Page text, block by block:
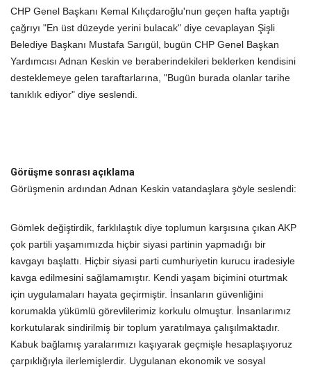
CHP Genel Başkanı Kemal Kılıçdaroğlu'nun geçen hafta yaptığı
çağrıyı "En üst düzeyde yerini bulacak" diye cevaplayan Şişli
Belediye Başkanı Mustafa Sarıgül, bugün CHP Genel Başkan
Yardımcısı Adnan Keskin ve beraberindekileri beklerken kendisini
desteklemeye gelen taraftarlarına, "Bugün burada olanlar tarihe
tanıklık ediyor" diye seslendi.
Görüşme sonrası açıklama
Görüşmenin ardından Adnan Keskin vatandaşlara şöyle seslendi:
Gömlek değiştirdik, farklılaştık diye toplumun karşısına çıkan AKP
çok partili yaşamımızda hiçbir siyasi partinin yapmadığı bir
kavgayı başlattı. Hiçbir siyasi parti cumhuriyetin kurucu iradesiyle
kavga edilmesini sağlamamıştır. Kendi yaşam biçimini oturtmak
için uygulamaları hayata geçirmiştir. İnsanların güvenliğini
korumakla yükümlü görevlilerimiz korkulu olmuştur. İnsanlarımız
korkutularak sindirilmiş bir toplum yaratılmaya çalışılmaktadır.
Kabuk bağlamış yaralarımızı kaşıyarak geçmişle hesaplaşıyoruz
çarpıklığıyla ilerlemişlerdir. Uygulanan ekonomik ve sosyal